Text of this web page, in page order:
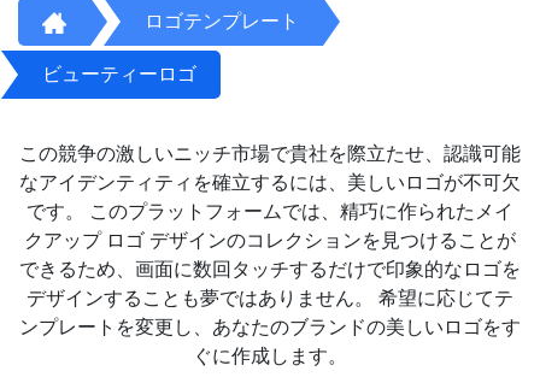
ロゴテンプレート
ビューティーロゴ
この競争の激しいニッチ市場で貴社を際立たせ、認識可能
なアイデンティティを確立するには、美しいロゴが不可欠
です。 このプラットフォームでは、精巧に作られたメイ
クアップ ロゴ デザインのコレクションを見つけることが
できるため、画面に数回タッチするだけで印象的なロゴを
デザインすることも夢ではありません。 希望に応じてテ
ンプレートを変更し、あなたのブランドの美しいロゴをす
ぐに作成します。